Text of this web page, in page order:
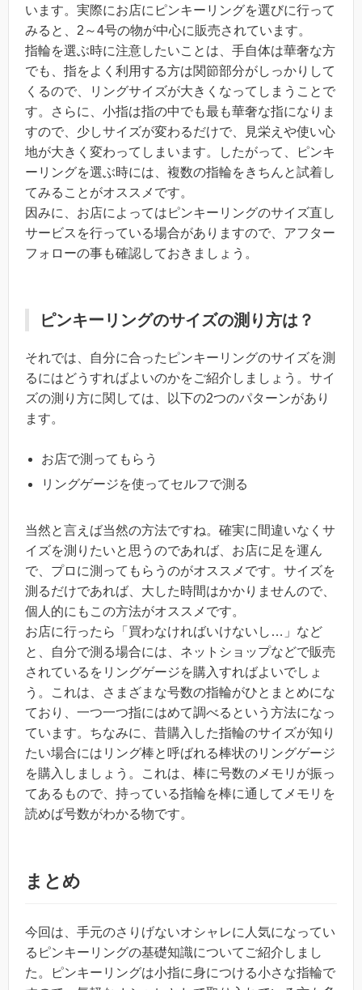
います。実際にお店にピンキーリングを選びに行って
みると、2～4号の物が中心に販売されています。
指輪を選ぶ時に注意したいことは、手自体は華奢な方
でも、指をよく利用する方は関節部分がしっかりして
くるので、リングサイズが大きくなってしまうことで
す。さらに、小指は指の中でも最も華奢な指になりま
すので、少しサイズが変わるだけで、見栄えや使い心
地が大きく変わってしまいます。したがって、ピンキ
ーリングを選ぶ時には、複数の指輪をきちんと試着し
てみることがオススメです。
因みに、お店によってはピンキーリングのサイズ直し
サービスを行っている場合がありますので、アフター
フォローの事も確認しておきましょう。
ピンキーリングのサイズの測り方は？
それでは、自分に合ったピンキーリングのサイズを測
るにはどうすればよいのかをご紹介しましょう。サイ
ズの測り方に関しては、以下の2つのパターンがあり
ます。
お店で測ってもらう
リングゲージを使ってセルフで測る
当然と言えば当然の方法ですね。確実に間違いなくサ
イズを測りたいと思うのであれば、お店に足を運ん
で、プロに測ってもらうのがオススメです。サイズを
測るだけであれば、大した時間はかかりませんので、
個人的にもこの方法がオススメです。
お店に行ったら「買わなければいけないし…」など
と、自分で測る場合には、ネットショップなどで販売
されているをリングゲージを購入すればよいでしょ
う。これは、さまざまな号数の指輪がひとまとめにな
ており、一つ一つ指にはめて調べるという方法になっ
ています。ちなみに、昔購入した指輪のサイズが知り
たい場合にはリング棒と呼ばれる棒状のリングゲージ
を購入しましょう。これは、棒に号数のメモリが振っ
てあるもので、持っている指輪を棒に通してメモリを
読めば号数がわかる物です。
まとめ
今回は、手元のさりげないオシャレに人気になってい
るピンキーリングの基礎知識についてご紹介しまし
た。ピンキーリングは小指に身につける小さな指輪で